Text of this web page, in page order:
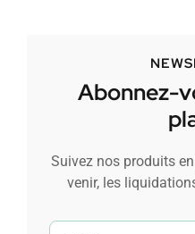
Abonnez-
Suivez nos produits
venir, les